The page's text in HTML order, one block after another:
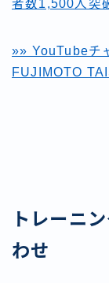
者数1,500人突
»» YouTubeチ
FUJIMOTO
トレーニ
わせ